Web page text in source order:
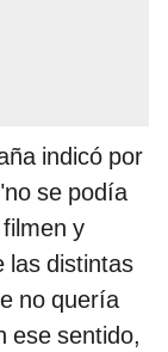
indicó por
se podía
y
las distintas
no quería
ese sentido,